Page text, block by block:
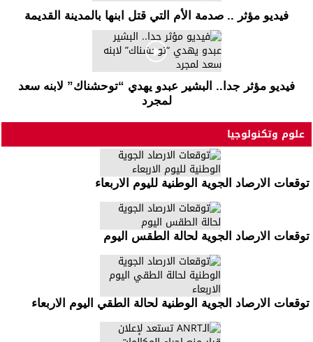
فيديو مؤثر جدا.. البشير عبدو يهدي “توحشناك” لابنه سعد
توقعات الارصاد الجوية الوطنية لليوم الاربعاء
توقعات الارصاد الجوية لحالة الطقس اليوم
توقعات الارصاد الجوية الوطنية لحالة الطقي اليوم الاربعاء